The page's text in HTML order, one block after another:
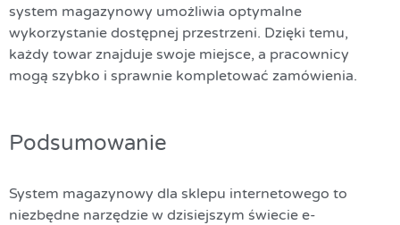
system magazynowy umożliwia optymalne
wykorzystanie dostępnej przestrzeni. Dzięki temu,
każdy towar znajduje swoje miejsce, a pracownicy
mogą szybko i sprawnie kompletować zamówienia.
Podsumowanie
System magazynowy dla sklepu internetowego to
niezbędne narzędzie w dzisiejszym świecie e-